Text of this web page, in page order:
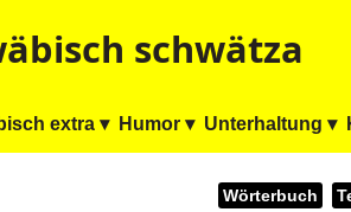
schwätza
extra ▾ Humor ▾ Unterhaltung ▾
Wörterbuch